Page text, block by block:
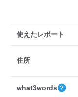
使えたレポート
住所
what3words